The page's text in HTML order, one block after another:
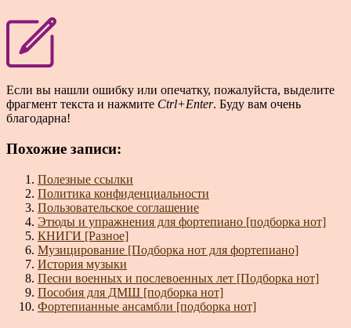
Если вы нашли ошибку или опечатку, пожалуйста, выделите
фрагмент текста и нажмите Ctrl+Enter. Буду вам очень
благодарна!
Похожие записи:
Полезные ссылки
Политика конфиденциальности
Пользовательское соглашение
Этюды и упражнения для фортепиано [подборка нот]
КНИГИ [Разное]
Музицирование [Подборка нот для фортепиано]
История музыки
Песни военных и послевоенных лет [Подборка нот]
Пособия для ДМШ [подборка нот]
Фортепианные ансамбли [подборка нот]